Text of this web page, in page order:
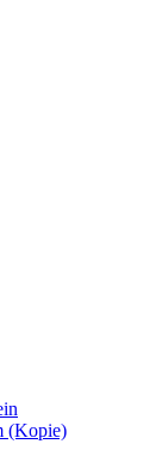
(Kopie)